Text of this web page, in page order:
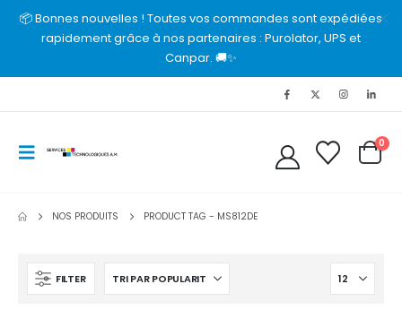
📦 Bonnes nouvelles ! Toutes vos commandes sont expédiées
rapidement grâce à nos partenaires : Purolator, UPS et
Canpar. 🚚✨
0
NOS PRODUITS PRODUCT TAG - MS812DE
FILTER